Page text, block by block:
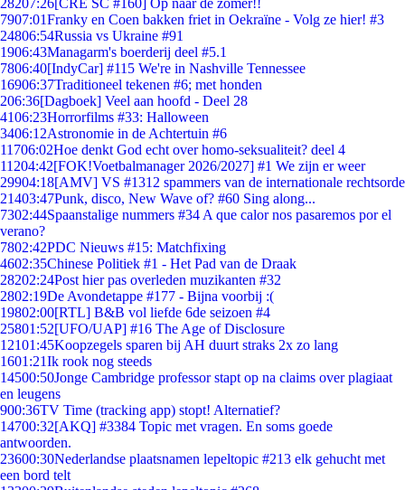
28207:26[CRE SC #160] Op naar de zomer!!
7907:01Franky en Coen bakken friet in Oekraïne - Volg ze hier! #3
24806:54Russia vs Ukraine #91
1906:43Managarm's boerderij deel #5.1
7806:40[IndyCar] #115 We're in Nashville Tennessee
16906:37Traditioneel tekenen #6; met honden
206:36[Dagboek] Veel aan hoofd - Deel 28
4106:23Horrorfilms #33: Halloween
3406:12Astronomie in de Achtertuin #6
11706:02Hoe denkt God echt over homo-seksualiteit? deel 4
11204:42[FOK!Voetbalmanager 2026/2027] #1 We zijn er weer
29904:18[AMV] VS #1312 spammers van de internationale rechtsorde
21403:47Punk, disco, New Wave of? #60 Sing along...
7302:44Spaanstalige nummers #34 A que calor nos pasaremos por el
verano?
7802:42PDC Nieuws #15: Matchfixing
4602:35Chinese Politiek #1 - Het Pad van de Draak
28202:24Post hier pas overleden muzikanten #32
2802:19De Avondetappe #177 - Bijna voorbij :(
19802:00[RTL] B&B vol liefde 6de seizoen #4
25801:52[UFO/UAP] #16 The Age of Disclosure
12101:45Koopzegels sparen bij AH duurt straks 2x zo lang
1601:21Ik rook nog steeds
14500:50Jonge Cambridge professor stapt op na claims over plagiaat
en leugens
900:36TV Time (tracking app) stopt! Alternatief?
14700:32[AKQ] #3384 Topic met vragen. En soms goede
antwoorden.
23600:30Nederlandse plaatsnamen lepeltopic #213 elk gehucht met
een bord telt